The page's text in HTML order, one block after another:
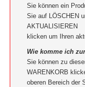
Sie können ein
Sie auf LÖSCHEN
AKTUALISIEREN
klicken um Ihren
Wie komme ich
Sie können zu
WARENKORB
oberen Bereich der